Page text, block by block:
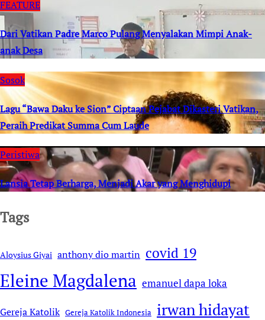
FEATURE
Dari Vatikan Padre Marco Pulang Menyalakan Mimpi Anak-
anak Desa
Sosok
Lagu “Bawa Daku ke Sion” Ciptaan Pejabat Dikasteri Vatikan,
Peraih Predikat Summa Cum Laude
Peristiwa
Lansia Tetap Berharga, Menjadi Akar yang Menghidupi
Tags
Aloysius Giyai anthony dio martin covid 19
Eleine Magdalena emanuel dapa loka
Gereja Katolik Gereja Katolik Indonesia irwan hidayat